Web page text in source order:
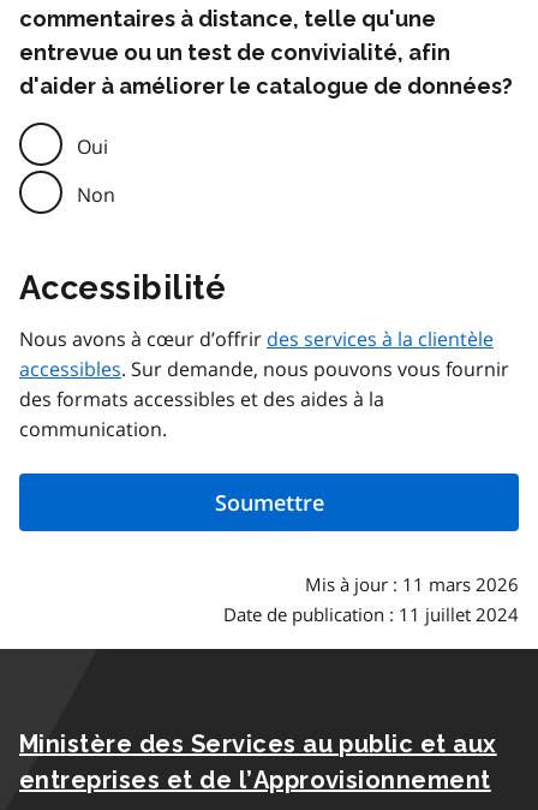
commentaires à distance, telle qu'une
entrevue ou un test de convivialité, afin
d'aider à améliorer le catalogue de données?
Oui
Non
Accessibilité
Nous avons à cœur d’offrir des services à la clientèle
accessibles. Sur demande, nous pouvons vous fournir
des formats accessibles et des aides à la
communication.
Mis à jour : 11 mars 2026
Date de publication : 11 juillet 2024
Ministère des Services au public et aux
entreprises et de l’Approvisionnement